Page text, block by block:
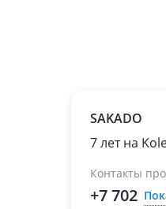
SAKADO
7 лет на
Контакты
+7 702